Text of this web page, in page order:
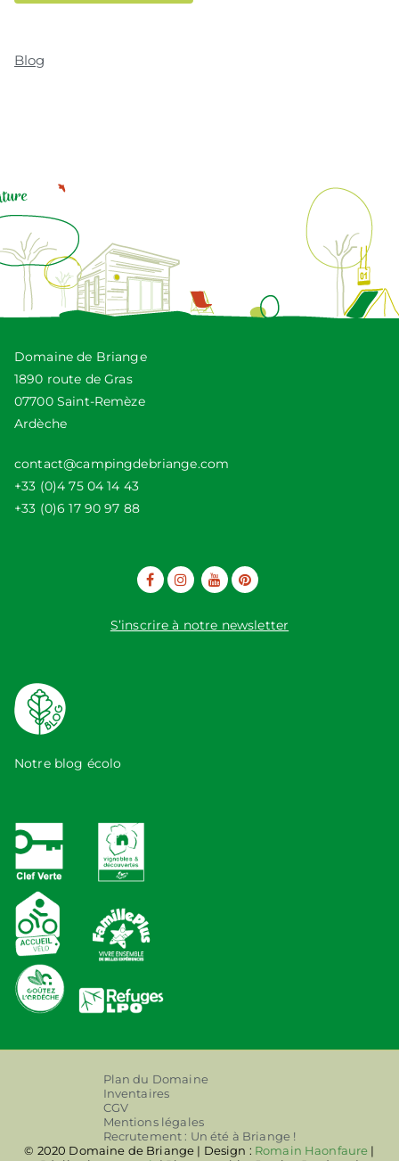
Blog
Domaine de Briange
1890 route de Gras
07700 Saint-Remèze
Ardèche
contact@campingdebriange.com
+33 (0)4 75 04 14 43
+33 (0)6 17 90 97 88
S’inscrire à notre newsletter
Notre blog écolo
Plan du Domaine
Inventaires
CGV
Mentions légales
Recrutement : Un été à Briange !
© 2020 Domaine de Briange | Design : Romain Haonfaure |